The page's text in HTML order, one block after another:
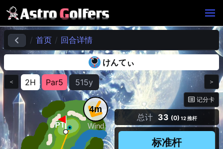
首页 回合详情
けんてぃ
＜ 2H Par5 515y ＞
4m
Wind
记分卡
总计 33 (0) 12 推杆
标准杆